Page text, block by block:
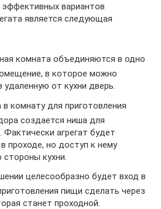
эффективных вариантов
является следующая
комната объединяются в одно
в которое можно
удаленную от кухни дверь.
комнату для приготовления
создается ниша для
Фактически агрегат будет
проходе, но доступ к нему
стороны кухни.
целесообразно будет вход в
пищи сделать через
станет проходной.